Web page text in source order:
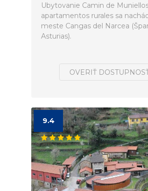
Ubytovanie Camin de
apartamentos rurales sa
meste Cangas del Narcea
Asturias).
OVERIŤ
9.4